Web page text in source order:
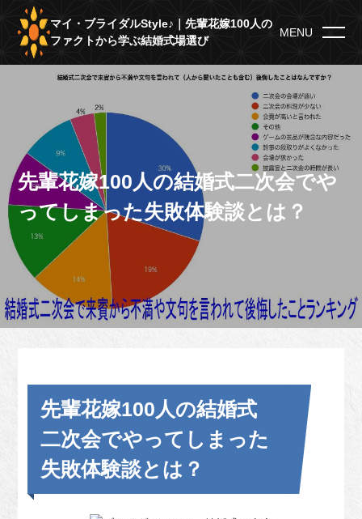
マイ・ブライダルStyle♪｜先輩花嫁100人の
ファクトから学ぶ結婚式場選び
MENU
先輩花嫁100人の結婚式二次会でや
ってしまった失敗体験談とは？
先輩花嫁100人の結婚式
二次会でやってしまった
失敗体験談とは？